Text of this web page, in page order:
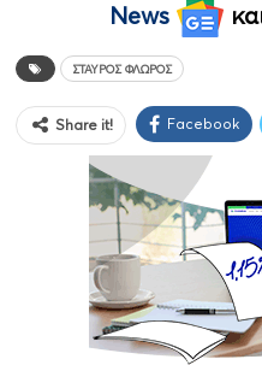
News
ΣΤΑΎΡΟΣ ΦΛΏΡΟΣ
Share it! Facebook